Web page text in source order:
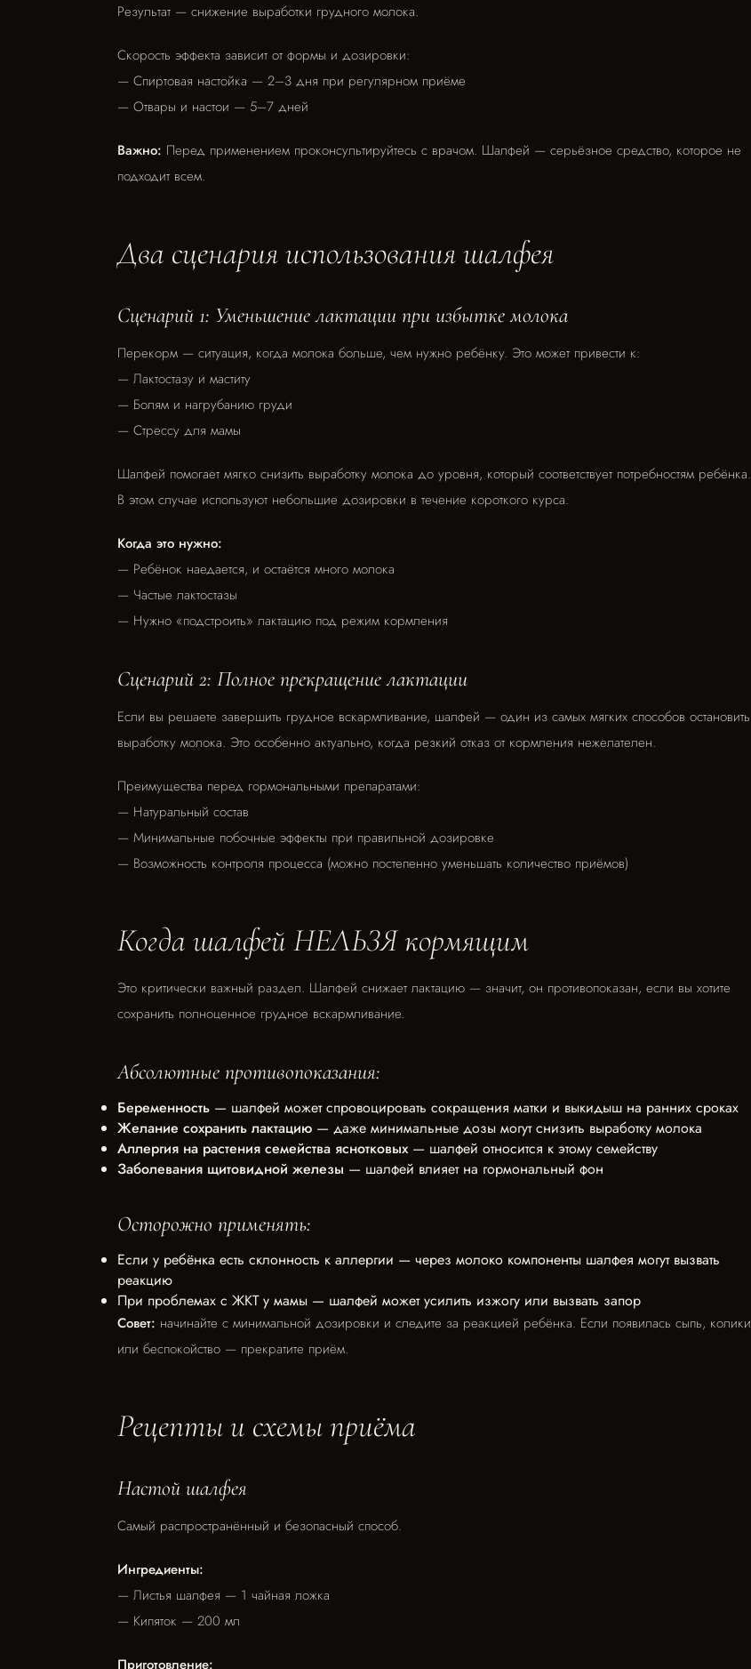
Результат — снижение выработки грудного молока.
Скорость эффекта зависит от формы и дозировки:
— Спиртовая настойка — 2–3 дня при регулярном приёме
— Отвары и настои — 5–7 дней
Важно: Перед применением проконсультируйтесь с врачом. Шалфей — серьёзное средство, которое не
подходит всем.
Два сценария использования шалфея
Сценарий 1: Уменьшение лактации при избытке молока
Перекорм — ситуация, когда молока больше, чем нужно ребёнку. Это может привести к:
— Лактостазу и маститу
— Болям и нагрубанию груди
— Стрессу для мамы
Шалфей помогает мягко снизить выработку молока до уровня, который соответствует потребностям ребёнка.
В этом случае используют небольшие дозировки в течение короткого курса.
Когда это нужно:
— Ребёнок наедается, и остаётся много молока
— Частые лактостазы
— Нужно «подстроить» лактацию под режим кормления
Сценарий 2: Полное прекращение лактации
Если вы решаете завершить грудное вскармливание, шалфей — один из самых мягких способов остановить
выработку молока. Это особенно актуально, когда резкий отказ от кормления нежелателен.
Преимущества перед гормональными препаратами:
— Натуральный состав
— Минимальные побочные эффекты при правильной дозировке
— Возможность контроля процесса (можно постепенно уменьшать количество приёмов)
Когда шалфей НЕЛЬЗЯ кормящим
Это критически важный раздел. Шалфей снижает лактацию — значит, он противопоказан, если вы хотите
сохранить полноценное грудное вскармливание.
Абсолютные противопоказания:
Беременность — шалфей может спровоцировать сокращения матки и выкидыш на ранних сроках
Желание сохранить лактацию — даже минимальные дозы могут снизить выработку молока
Аллергия на растения семейства яснотковых— шалфей относится к этому семейству
Заболевания щитовидной железы — шалфей влияет на гормональный фон
Осторожно применять:
Если у ребёнка есть склонность к аллергии — через молоко компоненты шалфея могут вызвать
реакцию
При проблемах с ЖКТ у мамы — шалфей может усилить изжогу или вызвать запор
Совет: начинайте с минимальной дозировки и следите за реакцией ребёнка. Если появилась сыпь, колики
или беспокойство — прекратите приём.
Рецепты и схемы приёма
Настой шалфея
Самый распространённый и безопасный способ.
Ингредиенты:
— Листья шалфея — 1 чайная ложка
— Кипяток — 200 мл
Приготовление: